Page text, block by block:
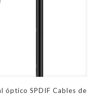
óptico SPDIF Cables de